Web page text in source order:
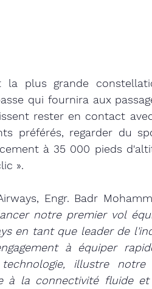
la plus grande
qui fournira aux
rester en contact
préférés, regarder du
à 35 000 pieds
».
Engr. Badr
notre premier vol
en tant que leader de
à équiper
illustre notre
à la connectivité fluide